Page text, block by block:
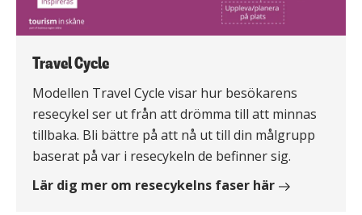
Travel Cycle
Modellen Travel Cycle visar hur besökarens
resecykel ser ut från att drömma till att minnas
tillbaka. Bli bättre på att nå ut till din målgrupp
baserat på var i resecykeln de befinner sig.
Lär dig mer om resecykelns faser här